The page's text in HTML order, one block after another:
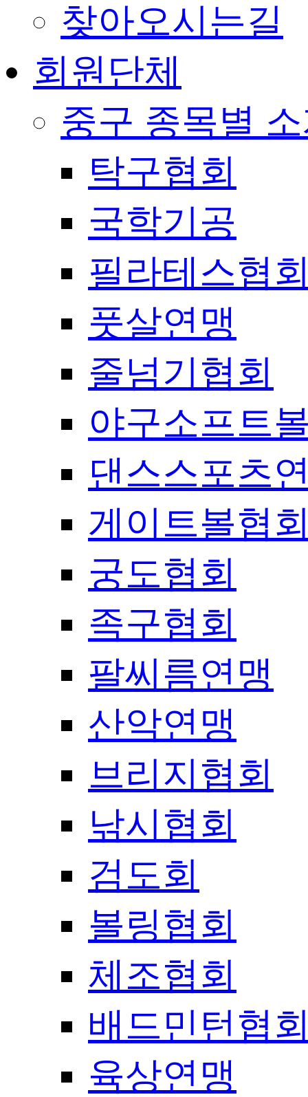
찾아오시는길
회원단체
중구 종목별
탁구협회
국학기공
필라테스협
풋살연맹
줄넘기협회
야구소프트
댄스스포츠
게이트볼협
궁도협회
족구협회
팔씨름연맹
산악연맹
브리지협회
낚시협회
검도회
볼링협회
체조협회
배드민턴협
육상연맹